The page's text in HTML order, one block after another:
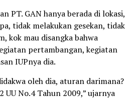
PT. GAN hanya berada di lokasi,
tidak melakukan gesekan, tidak
kok mau disangka bahwa
pertambangan, kegiatan
IUPnya dia.
oleh dia, aturan darimana?
No.4 Tahun 2009,” ujarnya